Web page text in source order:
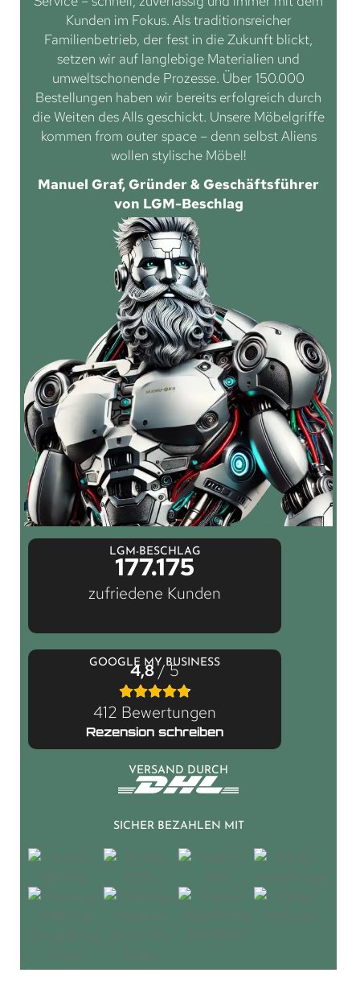
Kunden im Fokus. Als traditionsreicher
Familienbetrieb, der fest in die Zukunft blickt,
setzen wir auf langlebige Materialien und
umweltschonende Prozesse. Über 150.000
Bestellungen haben wir bereits erfolgreich durch
die Weiten des Alls geschickt. Unsere Möbelgriffe
kommen from outer space – denn selbst Aliens
wollen stylische Möbel!
Manuel Graf, Gründer & Geschäftsführer
von LGM-Beschlag
LGM-BESCHLAG
177.175
zufriedene Kunden
GOOGLE MY BUSINESS
4,8/ 5
412 Bewertungen
Rezension schreiben
VERSAND DURCH
SICHER BEZAHLEN MIT